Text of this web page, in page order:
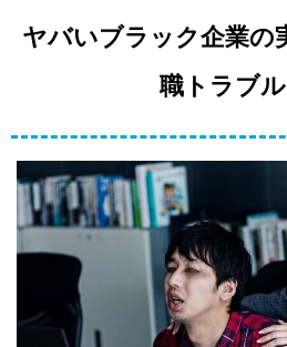
ヤバいブラック企業の
職トラブ